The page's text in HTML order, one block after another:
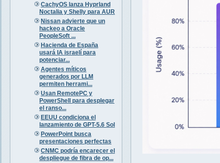
CachyOS lanza Hyprland
Noctalia y Shelly para AUR
Nissan advierte que un
hackeo a Oracle
PeopleSoft ...
Hacienda de España
usará IA israelí para
potenciar...
Agentes míticos
generados por LLM
permiten herrami...
Usan RemotePC y
PowerShell para desplegar
el ranso...
EEUU condiciona el
lanzamiento de GPT-5.6 Sol
PowerPoint busca
presentaciones perfectas
CNMC podría encarecer el
despliegue de fibra de op...